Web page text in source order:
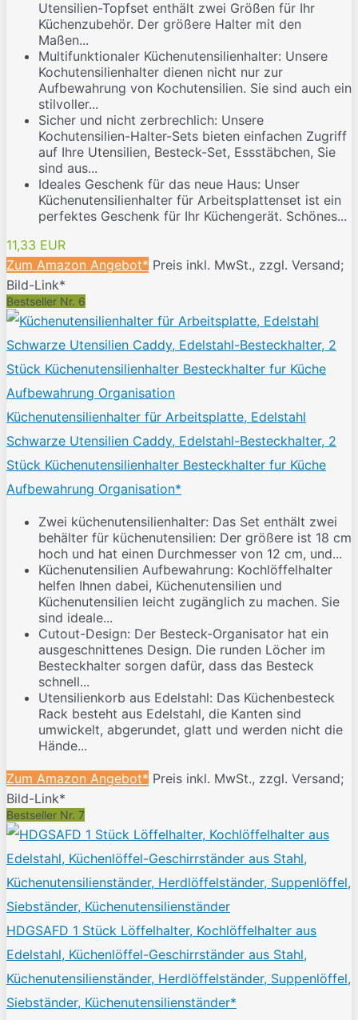
Utensilien-Topfset enthält zwei Größen für Ihr
Küchenzubehör. Der größere Halter mit den
Maßen...
Multifunktionaler Küchenutensilienhalter: Unsere
Kochutensilienhalter dienen nicht nur zur
Aufbewahrung von Kochutensilien. Sie sind auch ein
stilvoller...
Sicher und nicht zerbrechlich: Unsere
Kochutensilien-Halter-Sets bieten einfachen Zugriff
auf Ihre Utensilien, Besteck-Set, Essstäbchen, Sie
sind aus...
Ideales Geschenk für das neue Haus: Unser
Küchenutensilienhalter für Arbeitsplattenset ist ein
perfektes Geschenk für Ihr Küchengerät. Schönes...
11,33 EUR
Zum Amazon Angebot* Preis inkl. MwSt., zzgl. Versand;
Bild-Link*
Bestseller Nr. 6
Küchenutensilienhalter für Arbeitsplatte, Edelstahl
Schwarze Utensilien Caddy, Edelstahl-Besteckhalter, 2
Stück Küchenutensilienhalter Besteckhalter fur Küche
Aufbewahrung Organisation*
Zwei küchenutensilienhalter: Das Set enthält zwei
behälter für küchenutensilien: Der größere ist 18 cm
hoch und hat einen Durchmesser von 12 cm, und...
Küchenutensilien Aufbewahrung: Kochlöffelhalter
helfen Ihnen dabei, Küchenutensilien und
Küchenutensilien leicht zugänglich zu machen. Sie
sind ideale...
Cutout-Design: Der Besteck-Organisator hat ein
ausgeschnittenes Design. Die runden Löcher im
Besteckhalter sorgen dafür, dass das Besteck
schnell...
Utensilienkorb aus Edelstahl: Das Küchenbesteck
Rack besteht aus Edelstahl, die Kanten sind
umwickelt, abgerundet, glatt und werden nicht die
Hände...
Zum Amazon Angebot* Preis inkl. MwSt., zzgl. Versand;
Bild-Link*
Bestseller Nr. 7
HDGSAFD 1 Stück Löffelhalter, Kochlöffelhalter aus
Edelstahl, Küchenlöffel-Geschirrständer aus Stahl,
Küchenutensilienständer, Herdlöffelständer, Suppenlöffel,
Siebständer, Küchenutensilienständer*